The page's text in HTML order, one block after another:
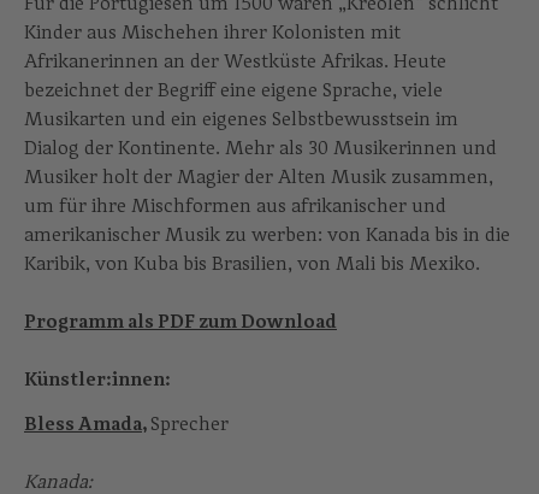
Kinder aus Mischehen ihrer Kolonisten mit
Afrikanerinnen an der Westküste Afrikas. Heute
bezeichnet der Begriff eine eigene Sprache, viele
Musikarten und ein eigenes Selbstbewusstsein im
Dialog der Kontinente. Mehr als 30 Musikerinnen und
Musiker holt der Magier der Alten Musik zusammen,
um für ihre Mischformen aus afrikanischer und
amerikanischer Musik zu werben: von Kanada bis in die
Karibik, von Kuba bis Brasilien, von Mali bis Mexiko.
Programm als PDF zum Download
Künstler:innen:
Bless Amada, Sprecher
Kanada: